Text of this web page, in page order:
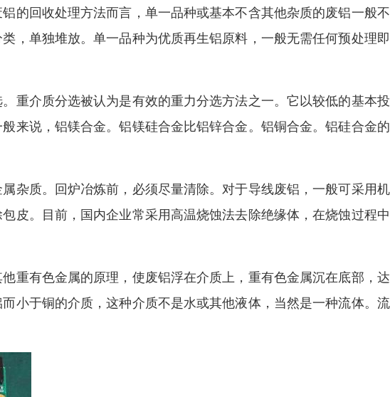
的回收处理方法而言，单一品种或基本不含其他杂质的废铝一般
，单独堆放。单一品种为优质再生铝原料，一般无需任何预处理
重介质分选被认为是有效的重力分选方法之一。它以较低的基本
来说，铝镁合金。铝镁硅合金比铝锌合金。铝铜合金。铝硅合金
杂质。回炉冶炼前，必须尽量清除。对于导线废铝，一般可采用
皮。目前，国内企业常采用高温烧蚀法去除绝缘体，在烧蚀过程
重有色金属的原理，使废铝浮在介质上，重有色金属沉在底部，
小于铜的介质，这种介质不是水或其他液体，当然是一种流体。